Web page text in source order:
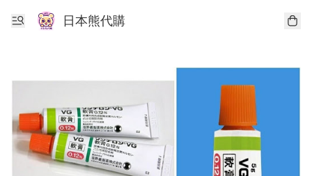
日本熊代購